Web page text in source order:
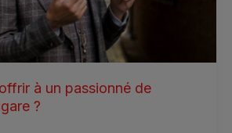
à un passionné de
?